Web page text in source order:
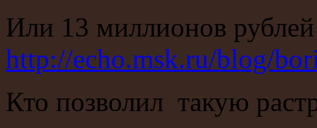
Или 13 миллионов
http://echo.msk.ru/blog/
Кто позволил такую